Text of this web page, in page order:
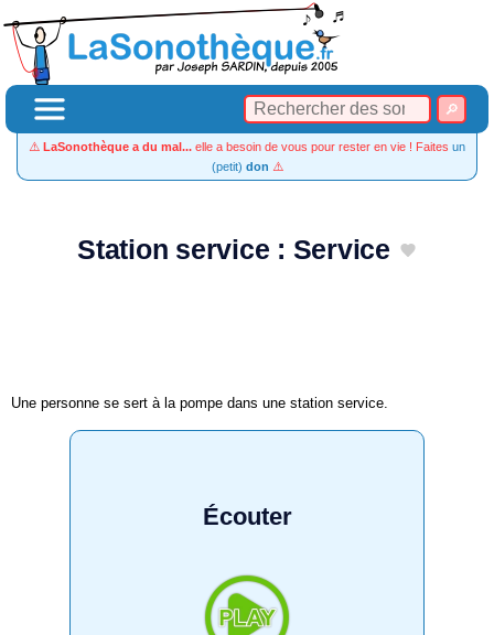
⚠️ LaSonothèque a du mal... elle a besoin de vous pour rester en vie ! Faites un
(petit) don ⚠️
Station service : Service
Une personne se sert à la pompe dans une station service.
Écouter